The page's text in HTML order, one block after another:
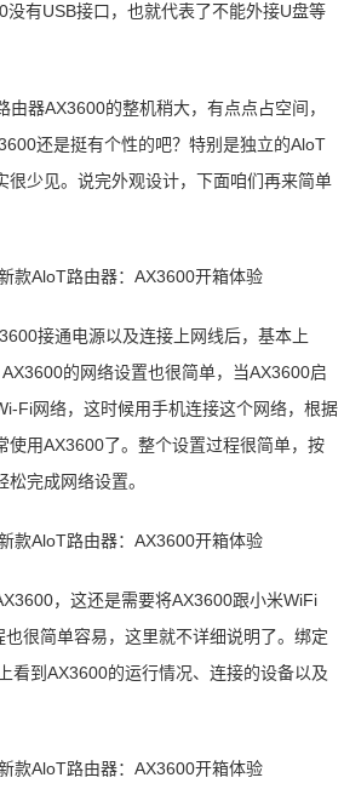
没有USB接口，也就代表了不能外接U盘等
由器AX3600的整机稍大，有点点占空间，
还是挺有个性的吧？特别是独立的AloT
很少见。说完外观设计，下面咱们再来简单
接通电源以及连接上网线后，基本上
的网络设置也很简单，当AX3600启
Fi网络，这时候用手机连接这个网络，根据
使用AX3600了。整个设置过程很简单，按
完成网络设置。
，这还是需要将AX3600跟小米WiFi
很简单容易，这里就不详细说明了。绑定
看到AX3600的运行情况、连接的设备以及